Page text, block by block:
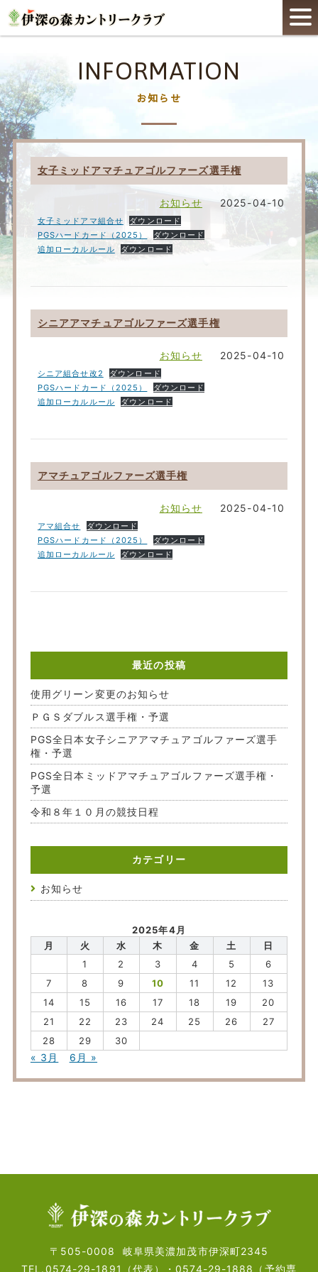
INFORMATION
お知らせ
女子ミッドアマチュアゴルファーズ選手権
お知らせ 2025-04-10
女子ミッドアマ組合せ
ダウンロード
PGSハードカード（2025）
ダウンロード
追加ローカルルール
ダウンロード
シニアアマチュアゴルファーズ選手権
お知らせ 2025-04-10
シニア組合せ改2
ダウンロード
PGSハードカード（2025）
ダウンロード
追加ローカルルール
ダウンロード
アマチュアゴルファーズ選手権
お知らせ 2025-04-10
アマ組合せ
ダウンロード
PGSハードカード（2025）
ダウンロード
追加ローカルルール
ダウンロード
最近の投稿
使用グリーン変更のお知らせ
ＰＧＳダブルス選手権・予選
PGS全日本女子シニアアマチュアゴルファーズ選手
権・予選
PGS全日本ミッドアマチュアゴルファーズ選手権・
予選
令和８年１０月の競技日程
カテゴリー
お知らせ
2025年4月
月
火 水 木 金 土
日
1
2 3 4 5
6
7
8 9 10 11 12
13
14
15 16 17 18 19
20
21
22 23 24 25 26
27
28
29 30
« 3月 6月 »
〒505-0008
岐阜県美濃加茂市伊深町2345
TEL.0574-29-1891（代表）・0574-29-1888（予約専